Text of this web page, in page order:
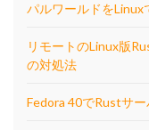
パルワールドをLinux
リモートのLinux版
の対処法
Fedora 40でRustサ